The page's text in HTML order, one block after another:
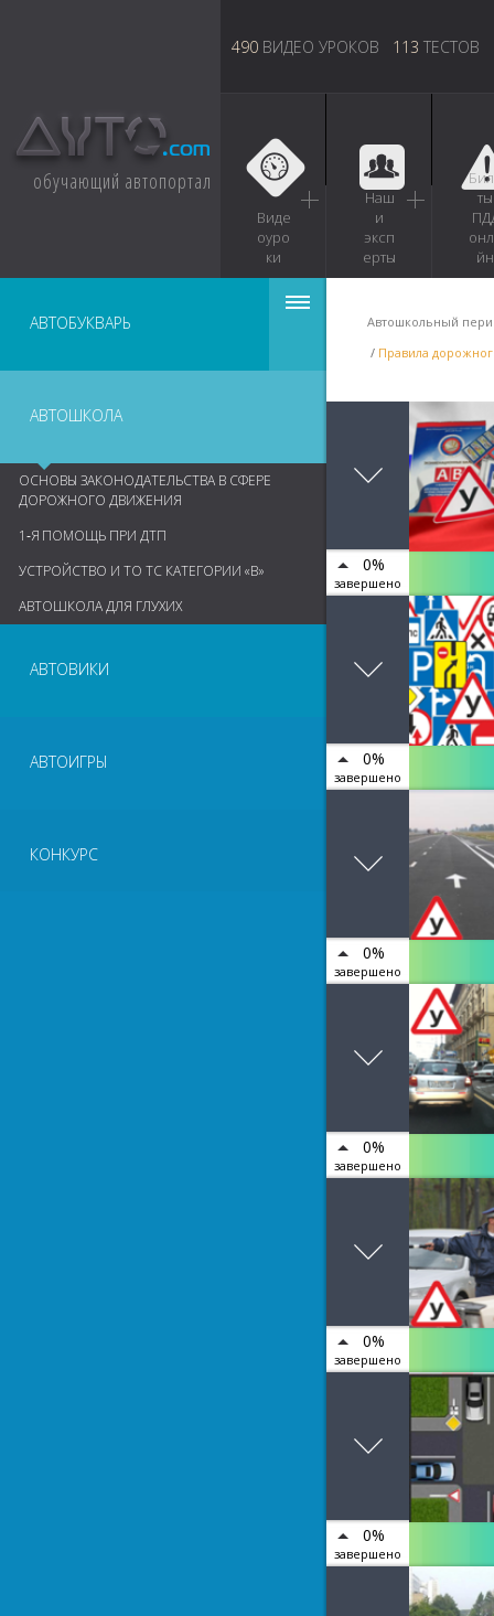
обучающий автопортал
490 ВИДЕО УРОКОВ 113 ТЕСТОВ
Виде
оуро
ки
Наш
и
эксп
ерты
ты
йн
АВТОБУКВАРЬ
АВТОШКОЛА
ОСНОВЫ ЗАКОНОДАТЕЛЬСТВА В СФЕРЕ
ДОРОЖНОГО ДВИЖЕНИЯ
1‑Я ПОМОЩЬ ПРИ ДТП
УСТРОЙСТВО И ТО ТС КАТЕГОРИИ «В»
АВТОШКОЛА ДЛЯ ГЛУХИХ
АВТОВИКИ
АВТОИГРЫ
КОНКУРС
Автошкольный
Правила
0%
завершено
0%
завершено
0%
завершено
0%
завершено
0%
завершено
0%
завершено